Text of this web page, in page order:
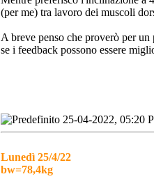
(per me) tra lavoro dei muscoli
A breve penso che proverò per
se i feedback possono essere
25-04-2022, 05:20
Lunedì 25/4/22
bw=78,4kg